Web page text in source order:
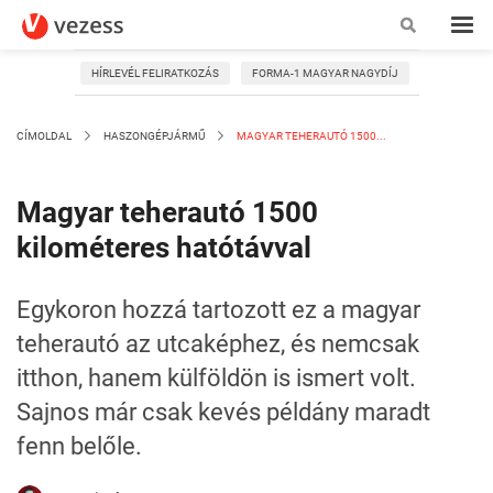
HÍRLEVÉL FELIRATKOZÁS FORMA-1 MAGYAR NAGYDÍJ
CÍMOLDAL HASZONGÉPJÁRMŰ MAGYAR TEHERAUTÓ 1500...
Magyar teherautó 1500
kilométeres hatótávval
Egykoron hozzá tartozott ez a magyar
teherautó az utcaképhez, és nemcsak
itthon, hanem külföldön is ismert volt.
Sajnos már csak kevés példány maradt
fenn belőle.